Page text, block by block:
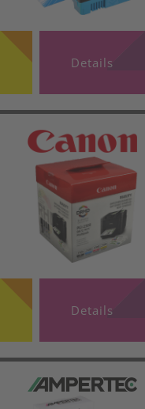
Details
Details